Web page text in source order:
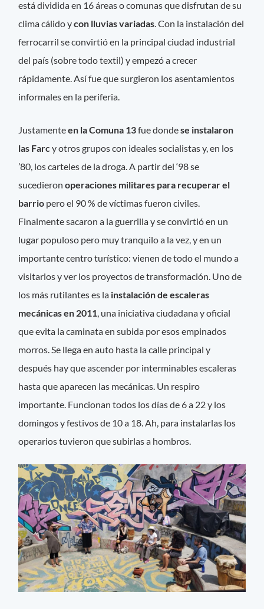
está dividida en 16 áreas o comunas que disfrutan de su
clima cálido ycon lluvias variadas. Con la instalación del
ferrocarril se convirtió en la principal ciudad industrial
del país (sobre todo textil) y empezó a crecer
rápidamente. Así fue que surgieron los asentamientos
informales en la periferia.
Justamenteen la Comuna 13fue dondese instalaron
las Farcy otros grupos con ideales socialistas y, en los
’80, los carteles de la droga. A partir del ‘98 se
sucedieronoperaciones militares para recuperar el
barrio pero el 90 % de víctimas fueron civiles.
Finalmente sacaron a la guerrilla y se convirtió en un
lugar populoso pero muy tranquilo a la vez, y en un
importante centro turístico: vienen de todo el mundo a
visitarlos y ver los proyectos de transformación. Uno de
los más rutilantes es la instalación de escaleras
mecánicas en 2011 , una iniciativa ciudadana y oficial
que evita la caminata en subida por esos empinados
morros. Se llega en auto hasta la calle principal y
después hay que ascender por interminables escaleras
hasta que aparecen las mecánicas. Un respiro
importante. Funcionan todos los días de 6 a 22 y los
domingos y festivos de 10 a 18. Ah, para instalarlas los
operarios tuvieron que subirlas a hombros.